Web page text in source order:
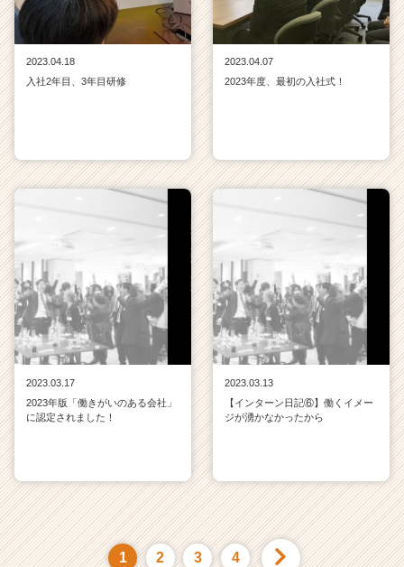
2023.04.18
入社2年目、3年目研修
2023.04.07
2023年度、最初の入社式！
2023.03.17
2023年版「働きがいのある会社」
に認定されました！
2023.03.13
【インターン日記⑥】働くイメー
ジが湧かなかったから
1 2 3 4